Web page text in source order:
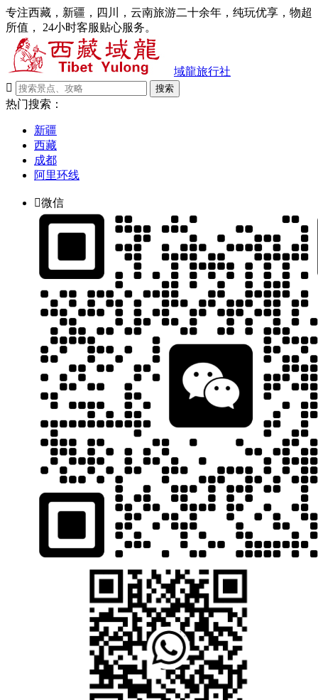
专注西藏，新疆，四川，云南旅游二十余年，纯玩优享，物超
所值， 24小时客服贴心服务。
域龍旅行社

搜索
热门搜索：
新疆
西藏
成都
阿里环线
微信